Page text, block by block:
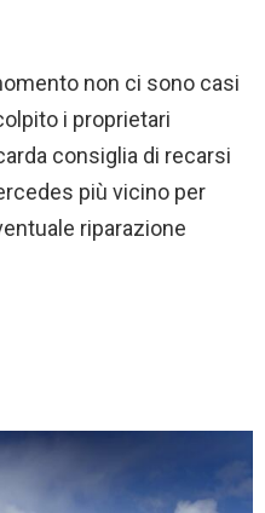
non ci sono casi
i proprietari
consiglia di recarsi
più vicino per
riparazione